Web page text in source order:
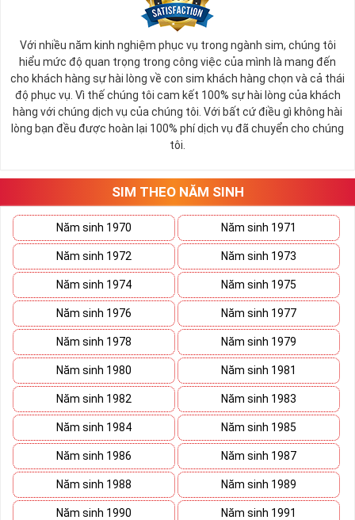
Với nhiều năm kinh nghiệm phục vụ trong ngành sim, chúng tôi
hiểu mức độ quan trọng trong công việc của mình là mang đến
cho khách hàng sự hài lòng về con sim khách hàng chọn và cả thái
độ phục vụ. Vì thế chúng tôi cam kết 100% sự hài lòng của khách
hàng với chúng dịch vụ của chúng tôi. Với bất cứ điều gì không hài
lòng bạn đều được hoàn lại 100% phí dịch vụ đã chuyển cho chúng
tôi.
SIM THEO NĂM SINH
Năm sinh 1970 Năm sinh 1971
Năm sinh 1972 Năm sinh 1973
Năm sinh 1974 Năm sinh 1975
Năm sinh 1976 Năm sinh 1977
Năm sinh 1978 Năm sinh 1979
Năm sinh 1980 Năm sinh 1981
Năm sinh 1982 Năm sinh 1983
Năm sinh 1984 Năm sinh 1985
Năm sinh 1986 Năm sinh 1987
Năm sinh 1988 Năm sinh 1989
Năm sinh 1990 Năm sinh 1991